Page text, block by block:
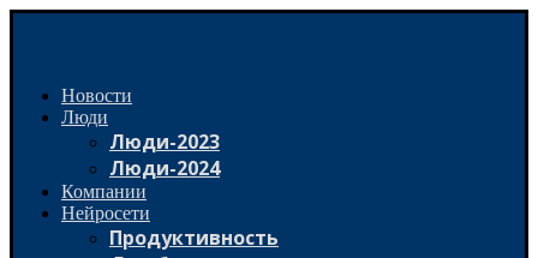
Новости
Люди
Люди-2023
Люди-2024
Компании
Нейросети
Продуктивность